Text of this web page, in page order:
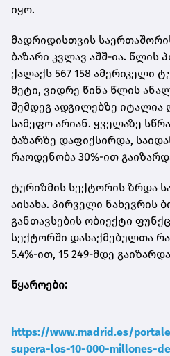
იყო.
მადრიდისთვის
ბაზარი კვლავ აშშ-ია. წლის
ქალაქს 567 158 ამერიკელი
მეტი, ვიდრე წინა წლის
შემდეგ ადგილებზე იტალია
სამეფო არიან. ყველაზე
ბაზარზე დაფიქსირდა,
რაოდენობა 30%-ით
ტურიზმის სექტორის ზრდა
აისახა. პირველი ნახევრის
განთავსების ობიექტი
სექტორში დასაქმებულთა
5.4%-ით, 15 249-მდე
წყაროები:
https://www.madrid.es/
supera-los-10-000-millones-